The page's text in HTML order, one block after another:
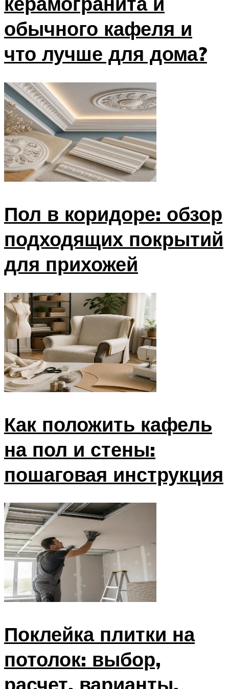
обычного кафеля и
что лучше для дома?
Пол в коридоре: обзор
подходящих покрытий
для прихожей
Как положить кафель
на пол и стены:
пошаговая инструкция
Поклейка плитки на
потолок: выбор,